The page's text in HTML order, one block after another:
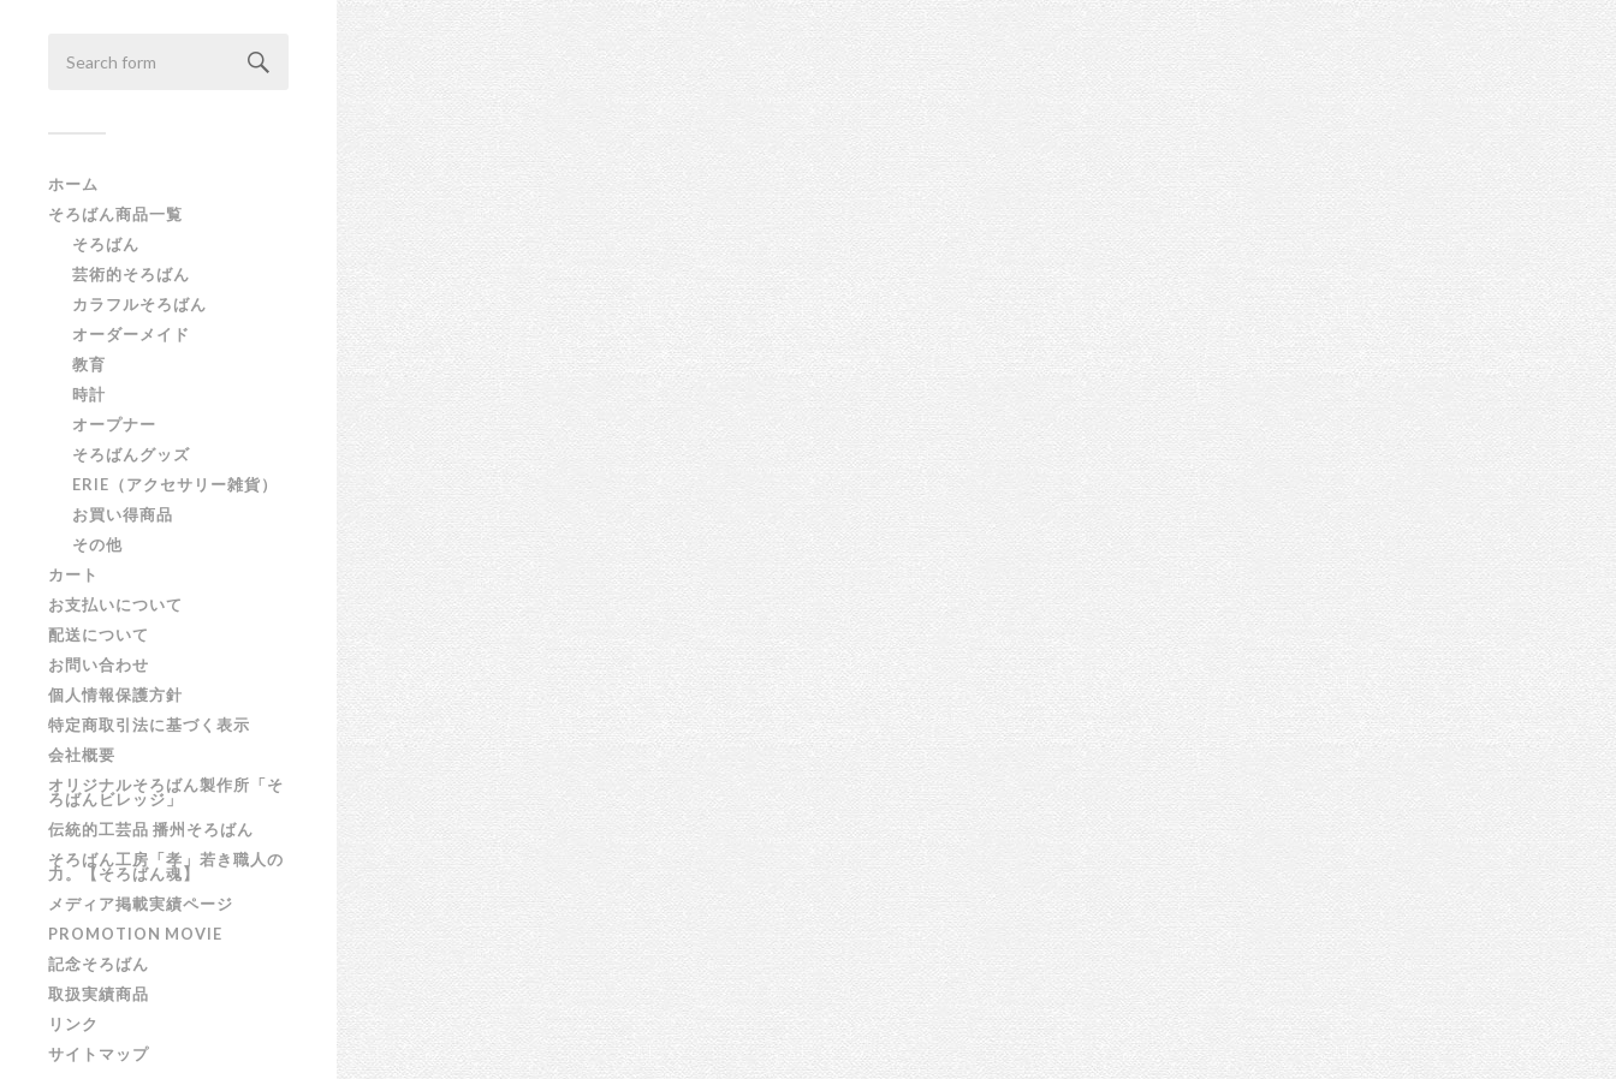
ホーム
そろばん商品一覧
そろばん
芸術的そろばん
カラフルそろばん
オーダーメイド
教育
時計
オープナー
そろばんグッズ
ERIE（アクセサリー雑貨）
お買い得商品
その他
カート
お支払いについて
配送について
お問い合わせ
個人情報保護方針
特定商取引法に基づく表示
会社概要
オリジナルそろばん製作所「そ
ろばんビレッジ」
伝統的工芸品 播州そろばん
そろばん工房「孝」若き職人の
力。【そろばん魂】
メディア掲載実績ページ
PROMOTION MOVIE
記念そろばん
取扱実績商品
リンク
サイトマップ